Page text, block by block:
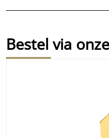
Bestel via